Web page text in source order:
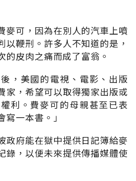
麥可，因為在別人的汽車上噴
以鞭刑。許多人不知道的是，
的皮肉之痛而成了富翁。
，美國的電視、電影、出版
家，希望可以取得獨家出版或
利。費麥可的母親甚至已表
一本書。」
政府能在獄中提供日記簿給麥
錄，以便未來提供傳播媒體使